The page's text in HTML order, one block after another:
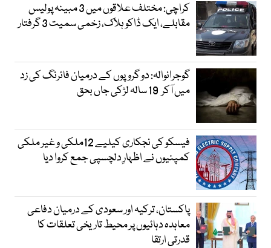
کراچی: مختلف علاقوں میں 3 مبینہ پولیس
مقابلے، ایک ڈاکو ہلاک، زخمی سمیت 3 گرفتار
گوجرانوالہ: دو گروپوں کے درمیان فائرنگ کی زد
میں آکر 19 سالہ لڑکی جاں بحق
فیسکو کی نجکاری کیلیے 12ملکی و غیر ملکی
کمپنیوں نے اظہارِ دلچسپی جمع کروا دیا
پاکستان، ترکیہ اور سعودی کے درمیان دفاعی
معاہدہ دہائیوں پر محیط تاریخی تعلقات کا
قدرتی ارتقا